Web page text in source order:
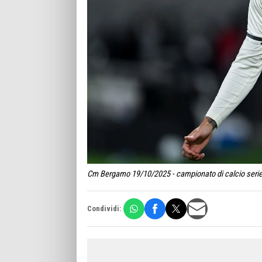
Cm Bergamo 19/10/2025 - campionato di calcio
Condividi: